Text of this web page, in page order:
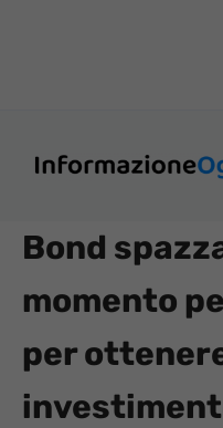
Bond
momento
per